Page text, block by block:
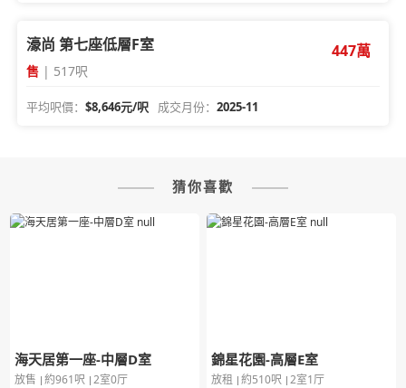
濠尚 第七座低層F室
售 | 517呎
447萬
平均呎價：$8,646元/呎 成交月份：2025-11
猜你喜歡
海天居第一座-中層D室
放售 約961呎 2室0厅
錦星花園-高層E室
放租 約510呎 2室1厅